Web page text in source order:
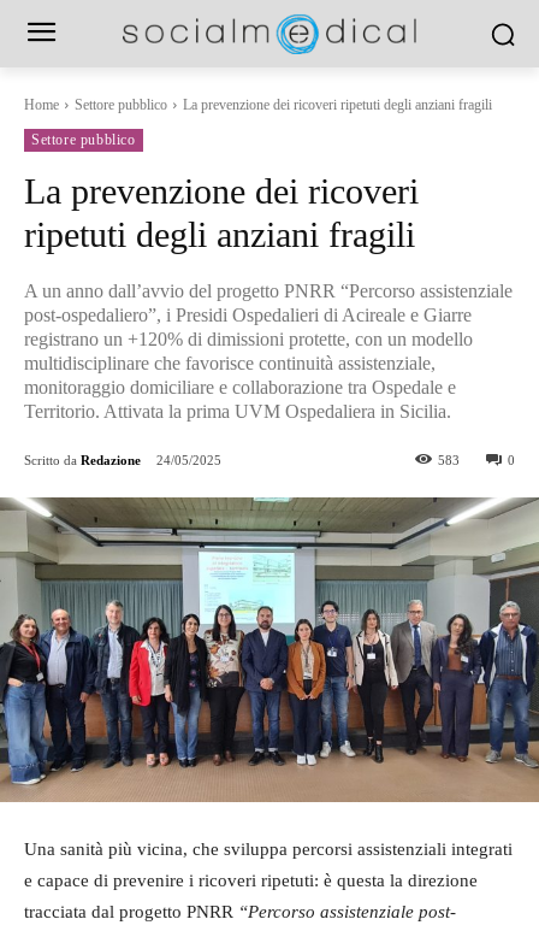
Home Settore pubblico La prevenzione dei ricoveri ripetuti degli anziani fragili
Settore pubblico
La prevenzione dei ricoveri
ripetuti degli anziani fragili
A un anno dall’avvio del progetto PNRR “Percorso assistenziale
post-ospedaliero”, i Presidi Ospedalieri di Acireale e Giarre
registrano un +120% di dimissioni protette, con un modello
multidisciplinare che favorisce continuità assistenziale,
monitoraggio domiciliare e collaborazione tra Ospedale e
Territorio. Attivata la prima UVM Ospedaliera in Sicilia.
Scritto da Redazione 24/05/2025 0
583
Una sanità più vicina, che sviluppa percorsi assistenziali integrati
e capace di prevenire i ricoveri ripetuti: è questa la direzione
tracciata dal progetto PNRR “Percorso assistenziale post-